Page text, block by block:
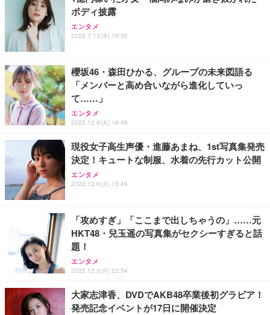
Sezlife オフィスチェア デスクチェア 疲れない テレ
ワーク チェア 強化バックレスト 30度ロッキング機
能 人間工学 椅子 腰サポート 90度跳ね上げ式アーム
務用 おしゃれ パソコンチェア (ホワイト)
ANDWINT オフィスチェア デスクチェア 肘なし メ
ッシュ 通気性 ランバーサポート付き 腰サポート ガ
ス圧無段階昇降 360度回転 キャスター付き コンパク
ト 幅52×奥行58.5×高さ84～96cm テレワーク 在宅
￥4,139
【整備済み品】Dell E2724HS 27インチ 液晶モニタ
ー フルHD（1920×1080）VA 非光沢 HDMI/DisplayP
ort/VGA スピーカー内蔵 高さ調整 スイベル VESA対
【MiniLED/24.5inch/280Hz/FHD】GRAPHT THE S
HOOTER Gaming Monitor 24” Essential ゲーミン
グモニター QD 24.5インチ 1ms FHD 量子ドット 残
像低減 (3年保証 | 輝点保証 | 日本メーカー)
￥34,980
Smart Basic(スマートベーシック) 【Amazon.co.jp
限定】 Smart Basic アイリスオーヤマ ペットシーツ
超厚型 お徳用 ワイド 100枚入 (x 1) (ケース販売)
アイリスオーヤマ ペットシーツ 超厚型 お徳用 レギ
ュラー 200枚入【Amazon.co.jp限定】
￥3,731
ボディ披露
エンタメ
2022.7.13(水) 15:56
櫻坂46・森田ひかる、グループの未来図語る
「メンバーと高め合いながら進化していっ
て……」
エンタメ
2022.12.6(火) 16:46
現役女子高生声優・進藤あまね、1st写真集発売
決定！キュートな制服、水着の先行カット公開
エンタメ
2022.12.6(火) 15:49
「攻めすぎ」「ここまで出しちゃうの」……元
HKT48・兒玉遥の写真集がセクシーすぎると話
題！
エンタメ
2022.12.5(月) 22:54
大家志津香、DVDでAKB48卒業後初グラビア！
発売記念イベントが17日に開催決定